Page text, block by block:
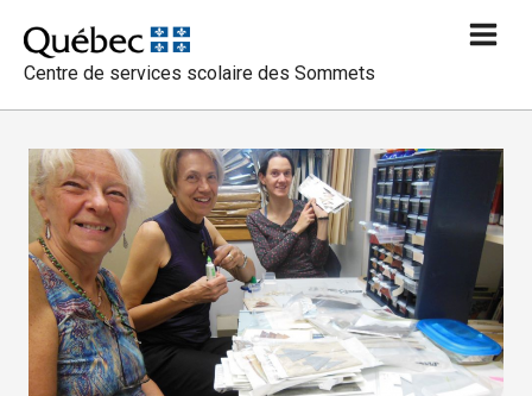
contenu
Centre de services scolaire des Sommets